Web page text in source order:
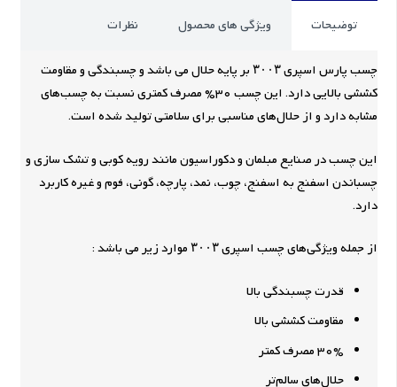
توضیحات ویژگی های محصول نظرات
چسب پارس اسپری ۳۰۰۳ بر پایه حلال می باشد و چسبندگی و مقاومت
کششی بالایی دارد. این چسب 30% مصرف کمتری نسبت به چسب‌های
مشابه دارد و از حلال‌های مناسبی برای سلامتی تولید شده است.
این چسب در صنایع مبلمان و دکوراسیون مانند رویه کوبی و تشک سازی و
چسباندن اسفنج به اسفنج، چوب، نمد، پارچه، گونی، فوم و غیره کاربرد
دارد.
از جمله ویژگی‌های چسب اسپری ۳۰۰۳ موارد زیر می باشد :
قدرت چسبندگی بالا
مقاومت کششی بالا
30% مصرف کمتر
حلال‌های سالم‌تر